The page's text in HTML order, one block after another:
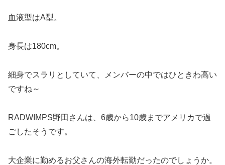
血液型はA型。
身長は180cm。
細身でスラリとしていて、メンバーの中ではひときわ高い
ですね～
RADWIMPS野田さんは、6歳から10歳までアメリカで過
ごしたそうです。
大企業に勤めるお父さんの海外転勤だったのでしょうか。